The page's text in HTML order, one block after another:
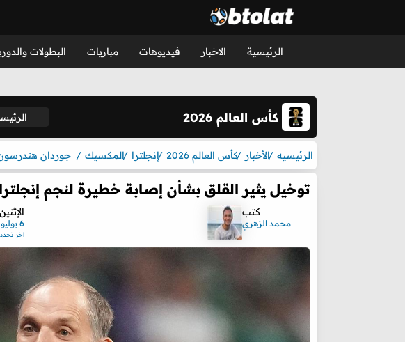
الرئيسية الاخبار فيديوهات مباريات البطولات
كأس العالم 2026
الرئيسيه الأخبار كأس العالم 2026 إنجلترا المكسيك جوردان
توخيل يثير القلق بشأن إصابة خطيرة لنجم
كتب
محمد الزهري
الإثنين
6 يوليو 2026 ,12:10 م
اخر